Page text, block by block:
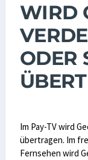
WIRD
ODER
Im Pay-TV wird
übertragen. Im
Fernsehen wird